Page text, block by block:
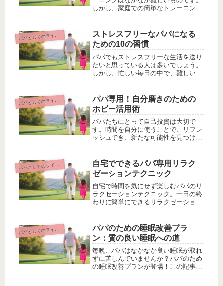
しかし、家庭での簡単なトレーニング
しいパパ向けに家庭でできる効果的な
トレーニング方法を紹介しています。
例...
パ パとしてのライフスタイルとセルフケア
ストレスフリーなパパになる
ための10の習慣
パパでもストレスフリーな生活を送り
たいと思っている人は多いでしょう。
しかし、忙しい毎日の中で、難しい習
なるための10の習慣を紹介します。朝
の目覚めがスッキリする方法や、仕
事...
パ パとしてのライフスタイルとセルフケア
パパ専用！自分磨きのための
ホビー活用術
パパたちにとって自己投資は大切で
す。時間を自分に使うことで、リフレ
ッシュでき、新たな可能性を見つける
ビー活用術をご紹介します。読書やア
ウトドアアクティビティなど、心を豊
かに...
パ パとしてのライフスタイルとセルフケア
自宅でできるパパ専用リラク
ゼーションテクニック
自宅で時間を気にせず楽しむパパのリ
ラクゼーションテクニック。一日の終
わりに簡単にできるリラクゼーション
に、音楽を活用してストレスを解消す
る方法やおいしい食べ物を楽しみなが
らリ...
パ パとしてのライフスタイルとセルフケア
パパのための睡眠改善プラ
ン：質の良い睡眠への道
毎晩、パパはなかなか良い睡眠が取れ
ずに苦しんでいませんか？パパのため
の睡眠改善プランが登場！この記事で